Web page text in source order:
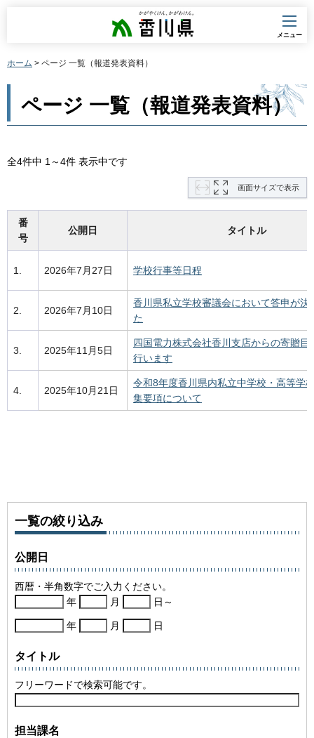
香川県
メニュー
ホーム > ページ 一覧（報道発表資料）
ページ 一覧（報道発表資料）
全4件中 1～4件 表示中です
画面サイズで表示
番
号
公開日 タイトル
1. 2026年7月27日 学校行事等日程
2. 2026年7月10日
香川県私立学校審議会において答申が決
た
3. 2025年11月5日
四国電力株式会社香川支店からの寄贈目
行います
4. 2025年10月21日
令和8年度香川県内私立中学校・高等学
集要項について
一覧の絞り込み
公開日
西暦・半角数字でご入力ください。
年
月 日～
年 月 日
タイトル
フリーワードで検索可能です。
担当課名